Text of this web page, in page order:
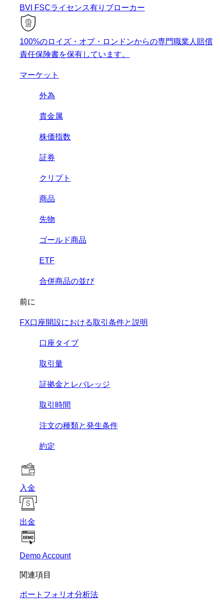
BVI FSCライセンス有りブローカー
100%のロイズ・オブ・ロンドンからの専門職業人賠償
責任保険書を保有しています。
マーケット
外為
貴金属
株価指数
証券
クリプト
商品
先物
ゴールド商品
ETF
合併商品の並び
前に
FX口座開設における取引条件と説明
口座タイプ
取引量
証拠金とレバレッジ
取引時間
注文の種類と発生条件
約定
入金
出金
Demo Account
関連項目
ポートフォリオ分析法